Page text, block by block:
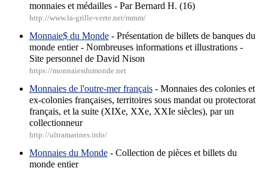
monnaies et médailles - Par Bernard H. (16)
http://www.la-grille-verte.net/mmm/
Monnaie$ du Monde- Présentation de billets de banques du
monde entier - Nombreuses informations et illustrations -
Site personnel de David Nison
https://monnaiesdumonde.net
Monnaies de l'outre-mer français- Monnaies des colonies et
ex-colonies françaises, territoires sous mandat ou protectorat
français, et la suite (XIXe, XXe, XXIe siècles), par un
collectionneur
http://ultramarines.info/
Monnaies du Monde- Collection de pièces et billets du
monde entier